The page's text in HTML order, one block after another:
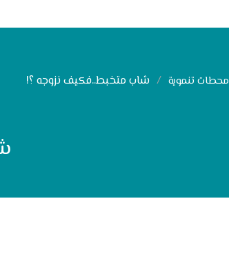
محطات تنموية شاب متخبط..فكيف نزوجه ؟!